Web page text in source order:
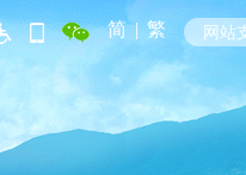
简 | 繁 网站